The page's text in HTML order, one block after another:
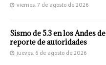
viernes, 7 de agosto de 2026
Sismo de 5.3 en los Andes
reporte de autoridades
jueves, 6 de agosto de 2026